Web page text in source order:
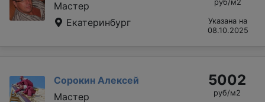
Мастер
Екатеринбург
руб/м2
Указана на
08.10.2025
Сорокин Алексей
Мастер
5002
руб/м2